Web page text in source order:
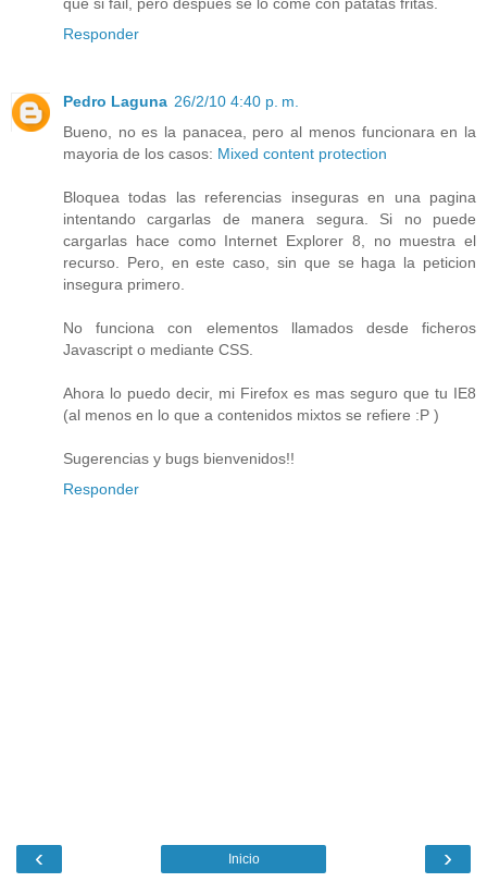
Responder
Pedro Laguna 26/2/10 4:40 p. m.
Bueno, no es la panacea, pero al menos funcionara en la
mayoria de los casos: Mixed content protection
Bloquea todas las referencias inseguras en una pagina
intentando cargarlas de manera segura. Si no puede
cargarlas hace como Internet Explorer 8, no muestra el
recurso. Pero, en este caso, sin que se haga la peticion
insegura primero.
No funciona con elementos llamados desde ficheros
Javascript o mediante CSS.
Ahora lo puedo decir, mi Firefox es mas seguro que tu IE8
(al menos en lo que a contenidos mixtos se refiere :P )
Sugerencias y bugs bienvenidos!!
Responder
‹ ›
Inicio